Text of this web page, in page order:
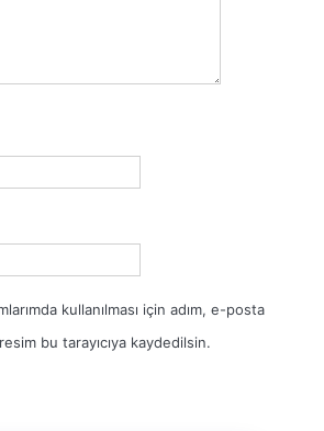
kullanılması için adım, e-posta
bu tarayıcıya kaydedilsin.